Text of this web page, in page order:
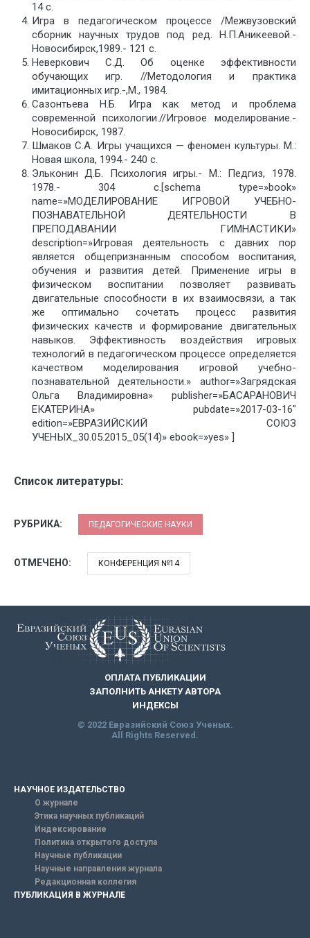
14 с.
Игра в педагогическом процессе /Межвузовский
сборник научных трудов под ред. Н.П.Аникеевой.-
Новосибирск,1989.- 121 с.
Неверкович С.Д. Об оценке эффективности
обучающих игр. //Методология и практика
имитационных игр.-,М., 1984.
Сазонтьева Н.Б. Игра как метод и проблема
современной психологии.//Игровое моделирование.-
Новосибирск, 1987.
Шмаков С.А. Игры учащихся — феномен культуры. М.:
Новая школа, 1994.- 240 с.
Эльконин Д.Б. Психология игры.- М.: Педгиз, 1978.
1978.- 304 с.[schema type=»book»
name=»МОДЕЛИРОВАНИЕ ИГРОВОЙ УЧЕБНО-
ПОЗНАВАТЕЛЬНОЙ ДЕЯТЕЛЬНОСТИ В
ПРЕПОДАВАНИИ ГИМНАСТИКИ»
description=»Игровая деятельность с давних пор
является общепризнанным способом воспитания,
обучения и развития детей. Применение игры в
физическом воспитании позволяет развивать
двигательные способности в их взаимосвязи, а так
же оптимально сочетать процесс развития
физических качеств и формирование двигательных
навыков. Эффективность воздействия игровых
технологий в педагогическом процессе определяется
качеством моделирования игровой учебно-
познавательной деятельности.» author=»Загрядская
Ольга Владимировна» publisher=»БАСАРАНОВИЧ
ЕКАТЕРИНА» pubdate=»2017-03-16″
edition=»ЕВРАЗИЙСКИЙ СОЮЗ
УЧЕНЫХ_30.05.2015_05(14)» ebook=»yes» ]
Список литературы:
РУБРИКА: ПЕДАГОГИЧЕСКИЕ НАУКИ
ОТМЕЧЕНО: КОНФЕРЕНЦИЯ №14
ОПЛАТА ПУБЛИКАЦИИ
ЗАПОЛНИТЬ АНКЕТУ АВТОРА
ИНДЕКСЫ
© 2022 Евразийский Союз Ученых.
All Rights Reserved.
НАУЧНОЕ ИЗДАТЕЛЬСТВО
О журнале
Этика научных публикаций
Индексирование
Политика открытого доступа
Научные публикации
Научные направления журнала
Редакционная коллегия
ПУБЛИКАЦИЯ В ЖУРНАЛЕ